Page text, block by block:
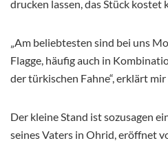
drucken lassen, das Stück kostet
„Am beliebtesten sind bei uns
Flagge, häufig auch in
der türkischen Fahne“, erklärt
Der kleine Stand ist sozusagen
seines Vaters in Ohrid, eröffnet